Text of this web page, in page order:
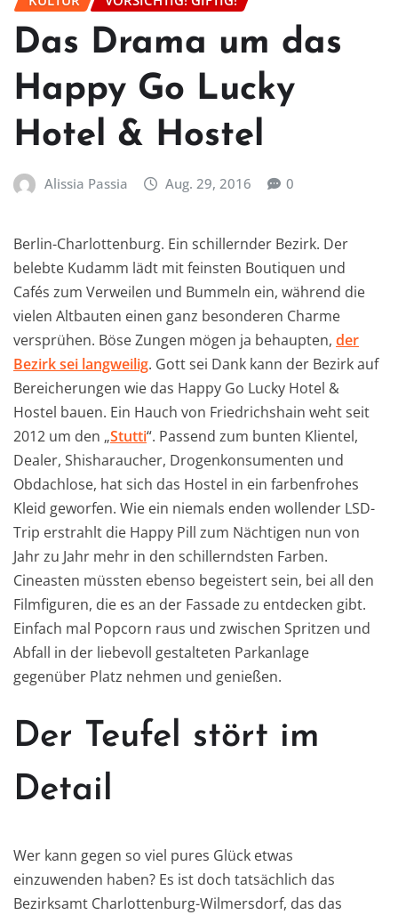
Das Drama um das
Happy Go Lucky
Hotel & Hostel
Alissia Passia Aug. 29, 2016 0
Berlin-Charlottenburg. Ein schillernder Bezirk. Der
belebte Kudamm lädt mit feinsten Boutiquen und
Cafés zum Verweilen und Bummeln ein, während die
vielen Altbauten einen ganz besonderen Charme
versprühen. Böse Zungen mögen ja behaupten, der
Bezirk sei langweilig. Gott sei Dank kann der Bezirk auf
Bereicherungen wie das Happy Go Lucky Hotel &
Hostel bauen. Ein Hauch von Friedrichshain weht seit
2012 um den „Stutti“. Passend zum bunten Klientel,
Dealer, Shisharaucher, Drogenkonsumenten und
Obdachlose, hat sich das Hostel in ein farbenfrohes
Kleid geworfen. Wie ein niemals enden wollender LSD-
Trip erstrahlt die Happy Pill zum Nächtigen nun von
Jahr zu Jahr mehr in den schillerndsten Farben.
Cineasten müssten ebenso begeistert sein, bei all den
Filmfiguren, die es an der Fassade zu entdecken gibt.
Einfach mal Popcorn raus und zwischen Spritzen und
Abfall in der liebevoll gestalteten Parkanlage
gegenüber Platz nehmen und genießen.
Der Teufel stört im
Detail
Wer kann gegen so viel pures Glück etwas
einzuwenden haben? Es ist doch tatsächlich das
Bezirksamt Charlottenburg-Wilmersdorf, das das